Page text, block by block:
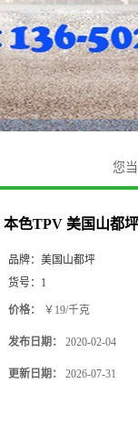
您
本色TPV 美国山都
品牌： 美国山都坪
货号： 1
价格： ￥19/千克
发布日期： 2020-02-04
更新日期： 2026-07-31